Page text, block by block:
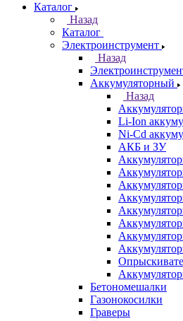
Каталог
Назад
Каталог
Электроинструмент
Назад
Аккумуляторный
Назад
Li-Ion
Ni-Cd
АКБ и ЗУ
Бетономешалки
Газонокосилки
Граверы